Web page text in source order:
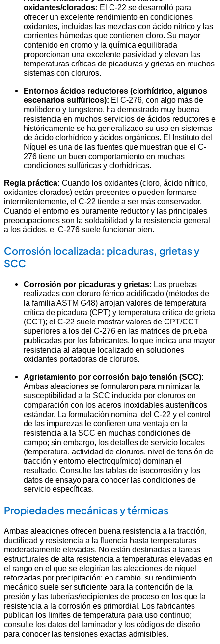
oxidantes/clorados: El C-22 se desarrolló para
ofrecer un excelente rendimiento en condiciones
oxidantes, incluidas las mezclas con ácido nítrico y las
corrientes húmedas que contienen cloro. Su mayor
contenido en cromo y la química equilibrada
proporcionan una excelente pasividad y elevan las
temperaturas críticas de picaduras y grietas en muchos
sistemas con cloruros.
Entornos ácidos reductores (clorhídrico, algunos
escenarios sulfúricos): El C-276, con algo más de
molibdeno y tungsteno, ha demostrado muy buena
resistencia en muchos servicios de ácidos reductores e
históricamente se ha generalizado su uso en sistemas
de ácido clorhídrico y ácidos orgánicos. El Instituto del
Níquel es una de las fuentes que muestran que el C-
276 tiene un buen comportamiento en muchas
condiciones sulfúricas y clorhídricas.
Regla práctica: Cuando los oxidantes (cloro, ácido nítrico,
oxidantes clorados) están presentes o pueden formarse
intermitentemente, el C-22 tiende a ser más conservador.
Cuando el entorno es puramente reductor y las principales
preocupaciones son la soldabilidad y la resistencia general
a los ácidos, el C-276 suele funcionar bien.
Corrosión localizada: picaduras, grietas y
SCC
Corrosión por picaduras y grietas: Las pruebas
realizadas con cloruro férrico acidificado (métodos de
la familia ASTM G48) arrojan valores de temperatura
crítica de picadura (CPT) y temperatura crítica de grieta
(CCT); el C-22 suele mostrar valores de CPT/CCT
superiores a los del C-276 en las matrices de prueba
publicadas por los fabricantes, lo que indica una mayor
resistencia al ataque localizado en soluciones
oxidantes portadoras de cloruros.
Agrietamiento por corrosión bajo tensión (SCC):
Ambas aleaciones se formularon para minimizar la
susceptibilidad a la SCC inducida por cloruros en
comparación con los aceros inoxidables austeníticos
estándar. La formulación nominal del C-22 y el control
de las impurezas le confieren una ventaja en la
resistencia a la SCC en muchas condiciones de
campo; sin embargo, los detalles de servicio locales
(temperatura, actividad de cloruros, nivel de tensión de
tracción y entorno electroquímico) dominan el
resultado. Consulte las tablas de isocorrosión y los
datos de ensayo para conocer las condiciones de
servicio específicas.
Propiedades mecánicas y térmicas
Ambas aleaciones ofrecen buena resistencia a la tracción,
ductilidad y resistencia a la fluencia hasta temperaturas
moderadamente elevadas. No están destinadas a tareas
estructurales de alta resistencia a temperaturas elevadas en
el rango en el que se elegirían las aleaciones de níquel
reforzadas por precipitación; en cambio, su rendimiento
mecánico suele ser suficiente para la contención de la
presión y las tuberías/recipientes de proceso en los que la
resistencia a la corrosión es primordial. Los fabricantes
publican los límites de temperatura para uso continuo;
consulte los datos del laminador y los códigos de diseño
para conocer las tensiones exactas admisibles.